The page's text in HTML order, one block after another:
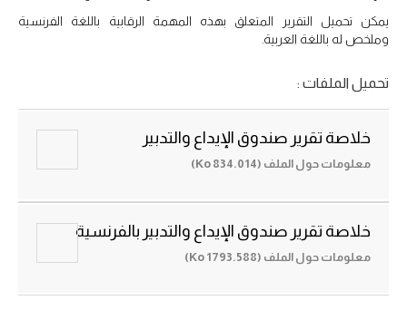
يمكن تحميل التقرير المتعلق بهذه المهمة الرقابية باللغة الفرنسية
وملخص له باللغة العربية.
تحميل الملفات :
خلاصة تقرير صندوق الإيداع والتدبير
معلومات حول الملف (834.014 Ko)
خلاصة تقرير صندوق الإيداع والتدبير بالفرنسية
معلومات حول الملف (1793.588 Ko)